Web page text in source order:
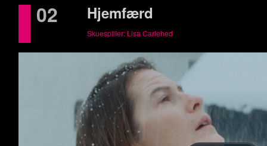
02 Hjemfærd
Skuespiller: Lisa Carlehed